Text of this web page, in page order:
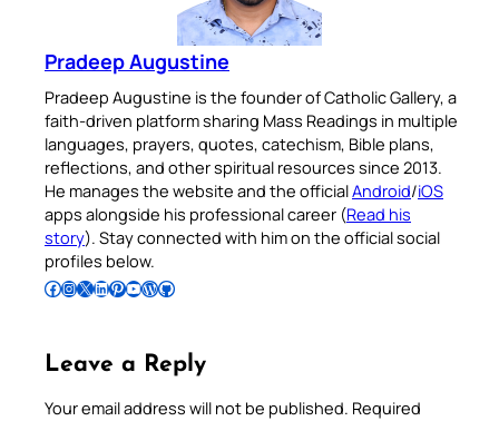
Pradeep Augustine
Pradeep Augustine is the founder of Catholic Gallery, a
faith-driven platform sharing Mass Readings in multiple
languages, prayers, quotes, catechism, Bible plans,
reflections, and other spiritual resources since 2013.
He manages the website and the officialAndroid/iOS
apps alongside his professional career (Read his
story). Stay connected with him on the official social
profiles below.
Follow Pradeep on Facebook Follow Pradeep on InstagramFollow Pradeep on X Follow Pradeep on LinkedIn Follow Pradeep on Pinterest Subscribe to Pradeep’s Youtube Channel Follow Pradeep on WordPress Follow Pradeep on GitHub
Leave a Reply
Your email address will not be published. Required